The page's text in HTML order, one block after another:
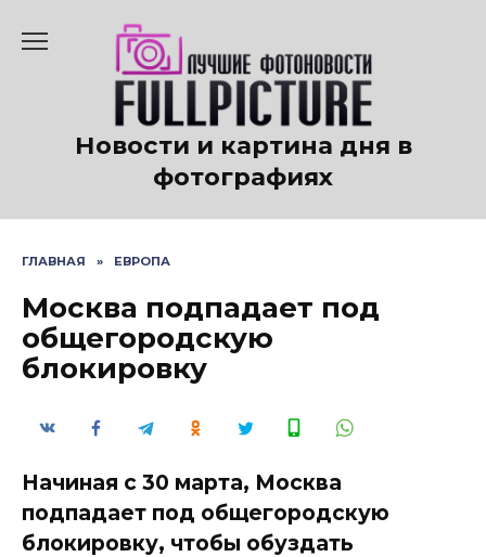
содержанию
Новости и картина дня в
фотографиях
ГЛАВНАЯ » ЕВРОПА
Москва подпадает под
общегородскую
блокировку
Начиная с 30 марта, Москва
подпадает под общегородскую
блокировку, чтобы обуздать